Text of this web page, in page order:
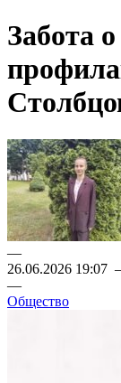
Забота
—
26.06.2026 19:07
—
Общество